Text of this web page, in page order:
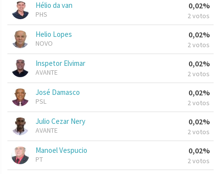
Hélio da van
PHS
0,02%
2 votos
Helio Lopes
NOVO
0,02%
2 votos
Inspetor Elvimar
AVANTE
0,02%
2 votos
José Damasco
PSL
0,02%
2 votos
Julio Cezar Nery
AVANTE
0,02%
2 votos
Manoel Vespucio
PT
0,02%
2 votos